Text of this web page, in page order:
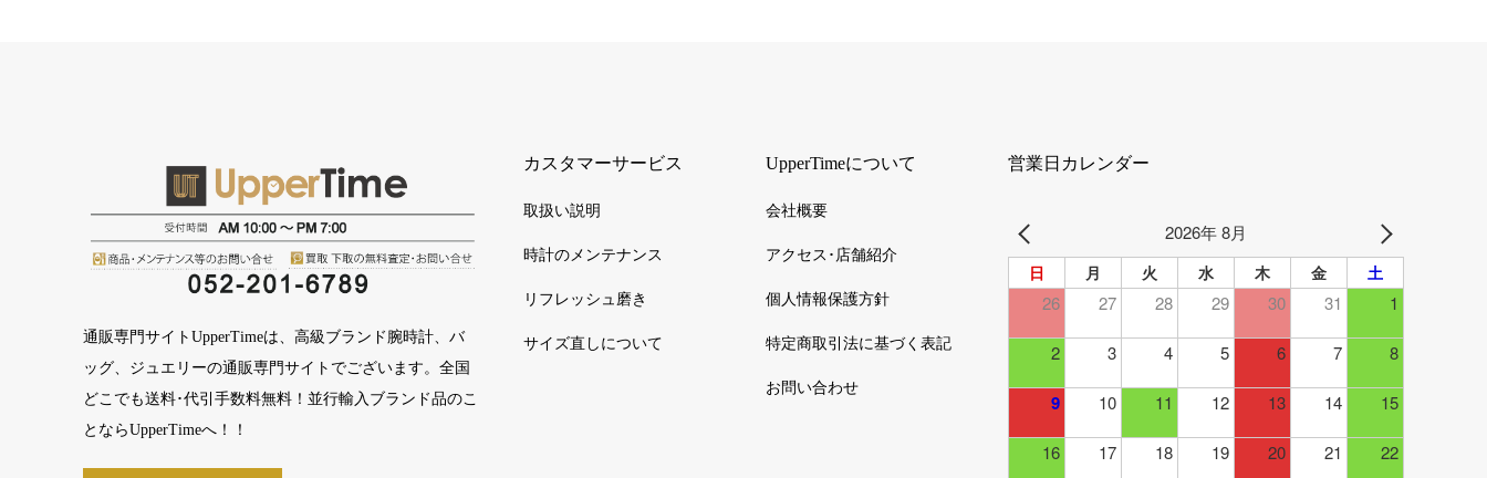
通販専門サイトUpperTimeは、高級ブランド腕時計、バ
ッグ、ジュエリーの通販専門サイトでございます。全国
どこでも送料･代引手数料無料！並行輸入ブランド品のこ
とならUpperTimeへ！！
カスタマーサービス
取扱い説明
時計のメンテナンス
リフレッシュ磨き
サイズ直しについて
UpperTimeについて
会社概要
アクセス･店舗紹介
個人情報保護方針
特定商取引法に基づく表記
お問い合わせ
営業日カレンダー
2026年 8月
日 月 火 水 木 金 土
26 27 28 29 30 31 1
2 3 4 5 6 7 8
9 10 11 12 13 14 15
16 17 18 19 20 21 22